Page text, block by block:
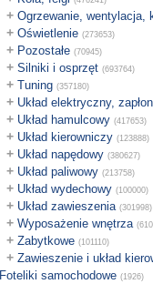
+ Ogrzewanie, wentylacja,
+ Oświetlenie (273653)
+ Pozostałe (70945)
+ Silniki i osprzęt (693764)
+ Tuning (357180)
+ Układ elektryczny, zapłon
+ Układ hamulcowy (417653)
+ Układ kierowniczy (123888)
+ Układ napędowy (380627)
+ Układ paliwowy (213758)
+ Układ wydechowy (100000)
+ Układ zawieszenia (301998)
+ Wyposażenie wnętrza
+ Zabytkowe (101110)
+ Zawieszenie i układ
Foteliki samochodowe (1926)